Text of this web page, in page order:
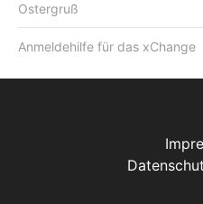
Ostergruß
Anmeldehilfe für das xChange